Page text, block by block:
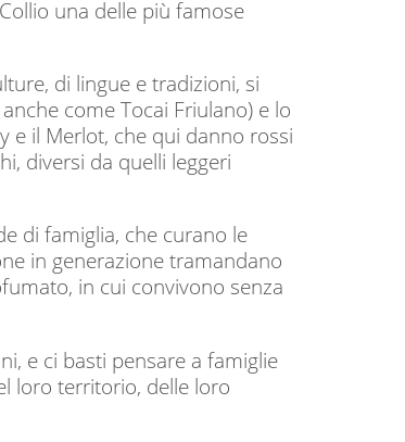
una delle più famose
di lingue e tradizioni, si
come Tocai Friulano) e lo
e il Merlot, che qui danno rossi
diversi da quelli leggeri
di famiglia, che curano le
in generazione tramandano
in cui convivono senza
e ci basti pensare a famiglie
loro territorio, delle loro